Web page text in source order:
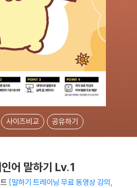
사이즈비교 공유하기
어 말하기 Lv.1
말하기 트레이닝 무료 동영상 강의,